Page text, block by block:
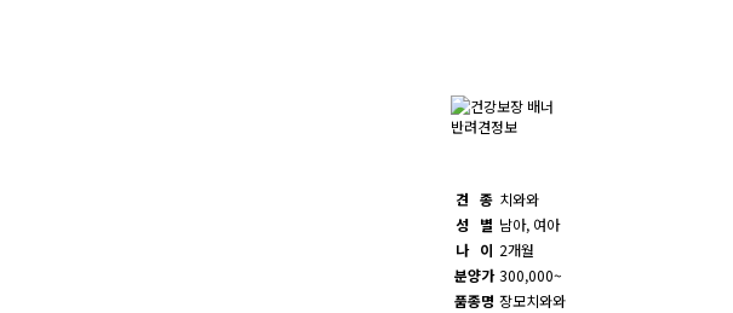
반려견정보
견 종 치와와
성 별 남아, 여아
나 이 2개월
분양가 300,000~
품종명 장모치와와